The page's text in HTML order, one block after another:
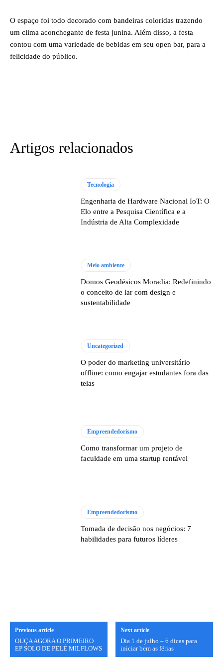
O espaço foi todo decorado com bandeiras coloridas trazendo
um clima aconchegante de festa junina. Além disso, a festa
contou com uma variedade de bebidas em seu open bar, para a
felicidade do público.
Artigos relacionados
Tecnologia
Engenharia de Hardware Nacional IoT: O
Elo entre a Pesquisa Científica e a
Indústria de Alta Complexidade
Meio ambiente
Domos Geodésicos Moradia: Redefinindo
o conceito de lar com design e
sustentabilidade
Uncategorized
O poder do marketing universitário
offline: como engajar estudantes fora das
telas
Empreendedorismo
Como transformar um projeto de
faculdade em uma startup rentável
Empreendedorismo
Tomada de decisão nos negócios: 7
habilidades para futuros líderes
Previous article
OUÇA AGORA O PRIMEIRO
EP SOLO DE PELÉ MILFLOWS
Next article
Dia 1 de julho – 6 dicas para
iniciar bem as férias